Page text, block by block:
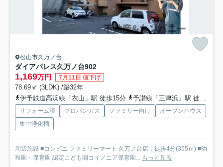
松山市久万ノ台
ダイアパレス久万ノ台902
1,169万円 7月11日 値下げ
78.69㎡ (3LDK) /築32年
伊予鉄道高浜線「衣山」駅 徒歩15分
予讃線「三津浜」駅 徒歩23分
リフォーム済 プロパンガス ファミリー向け
オープンハウス
集中浄化槽
周辺施設 ■コンビニ ファミリーマート 久万ノ台店：徒歩4分(355ｍ) ■幼
稚園・保育園 認定こども園コイノニア保育園... もっと見る